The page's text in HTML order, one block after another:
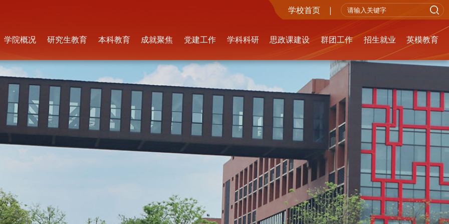
学校首页 |
学院概况 研究生教育 本科教育 成就聚焦 党建工作 学科科研 思政课建设 群团工作 招生就业 英模教育